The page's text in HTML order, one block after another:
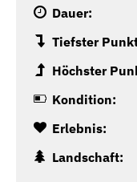
Dauer:
Tiefster
Höchster
Kondition:
Erlebnis:
Landschaft: